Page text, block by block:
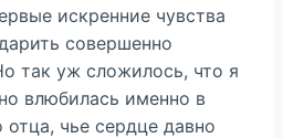
искренние чувства
совершенно
так уж сложилось, что я
влюбилась именно в
отца, чье сердце давно